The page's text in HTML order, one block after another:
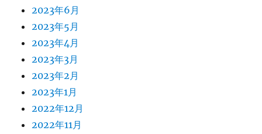
2023年6月
2023年5月
2023年4月
2023年3月
2023年2月
2023年1月
2022年12月
2022年11月